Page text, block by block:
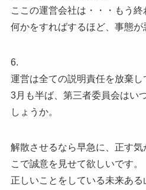
ここの運営会社は・・・もう終
何かをすればするほど、事態が
6.
運営は全ての説明責任を放棄し
3月も半ば、第三者委員会はい
しょうか。
解散させるなら早急に、正す
こで誠意を見せて欲しいです。
正しいことをしている未来あ